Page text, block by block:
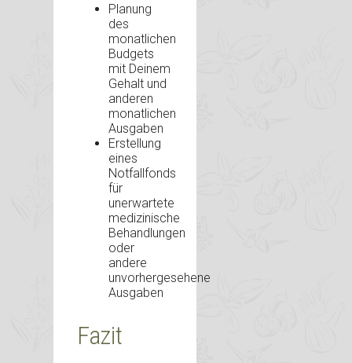
Planung
des
monatlichen
Budgets
mit Deinem
Gehalt und
anderen
monatlichen
Ausgaben
Erstellung
eines
Notfallfonds
für
unerwartete
medizinische
Behandlungen
oder
andere
unvorhergesehene
Ausgaben
Fazit